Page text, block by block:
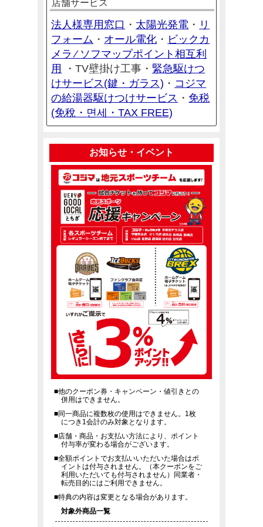
店舗サービス
法人様専用窓口 ・ 太陽光発電 ・ リ
フォーム ・ オール電化 ・ ビックカ
メラ ⁄ ソフマップポイント相互利
用
・TV壁掛け工事・ 緊急駆けつ
けサービス(鍵・ガラス) ・ コジマ
の給湯器駆けつけサービス ・ 免税
(免稅・면세・TAX FREE)
お知らせ・イベント
■他のクーポン券・キャンペーン・値引きとの
併用はできません。
■同一商品に複数枚の使用はできません。1枚
につき1会計のみ対象となります。
■店舗・商品・お支払い方法により、ポイント
付与率が変わる場合がございます。
■全額ポイントでお支払いいただいた場合はポ
イントは付与されません。（本クーポンをご
利用いただいても付与されません）同業者・
転売目的にはご利用できません。
■特典の内容は変更となる場合があります。
対象外商品一覧